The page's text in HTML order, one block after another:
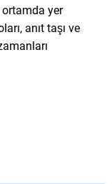
ortamda yer
anıt taşı ve